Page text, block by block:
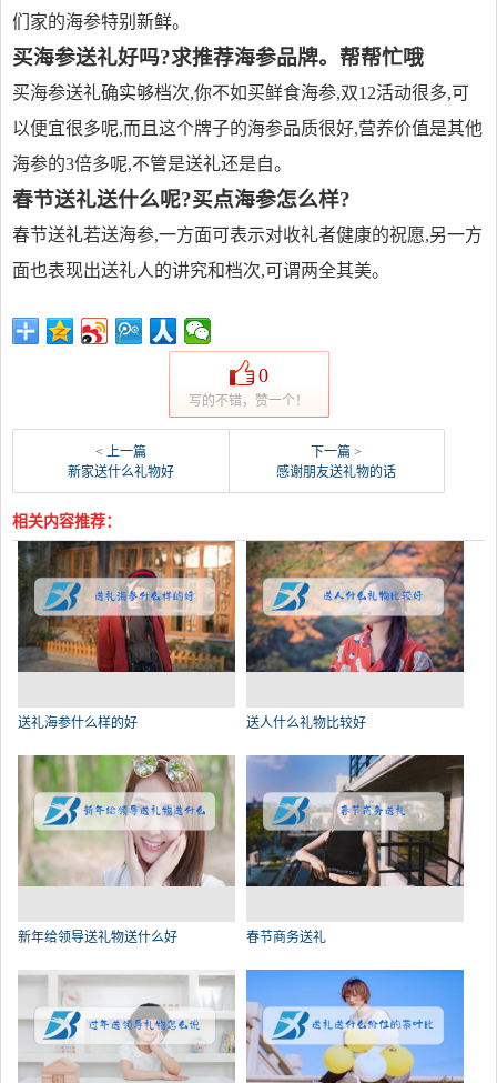
们家的海参特别新鲜。
买海参送礼好吗?求推荐海参品牌。帮帮忙哦
买海参送礼确实够档次,你不如买鲜食海参,双12活动很多,可
以便宜很多呢,而且这个牌子的海参品质很好,营养价值是其他
海参的3倍多呢,不管是送礼还是自。
春节送礼送什么呢?买点海参怎么样?
春节送礼若送海参,一方面可表示对收礼者健康的祝愿,另一方
面也表现出送礼人的讲究和档次,可谓两全其美。
0
写的不错，赞一个！
< 上一篇
新家送什么礼物好
下一篇 >
感谢朋友送礼物的话
相关内容推荐：
送礼海参什么样的好 送人什么礼物比较好
新年给领导送礼物送什么好 春节商务送礼